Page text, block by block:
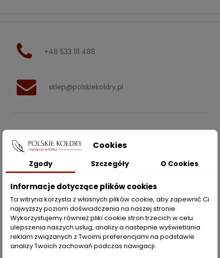
+48 533 111 488
sklep@polskiekoldry.pl
INFORMACJE 
ZAKUPY
Moje konto
Opcje dostawy
Metody płatności
Cookies
Zgody Szczegóły O Cookies
Informacje dotyczące plików cookies
Ta witryna korzysta z własnych plików cookie, aby zapewnić Ci
najwyższy poziom doświadczenia na naszej stronie .
Wykorzystujemy również pliki cookie stron trzecich w celu
ulepszenia naszych usług, analizy a nastepnie wyświetlania
reklam związanych z Twoimi preferencjami na podstawie
analizy Twoich zachowań podczas nawigacji.